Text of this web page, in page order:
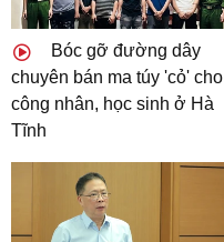
Bóc gỡ đường dây
chuyên bán ma túy 'cỏ' cho
công nhân, học sinh ở Hà
Tĩnh